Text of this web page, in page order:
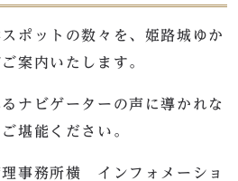
ポットの数々を、姫路城ゆか
案内いたします。
ナビゲーターの声に導かれな
堪能ください。
事務所横 インフォメーショ